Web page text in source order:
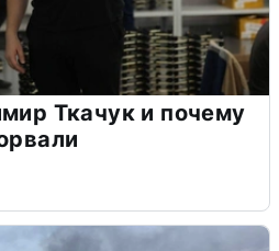
Ткачук и почему